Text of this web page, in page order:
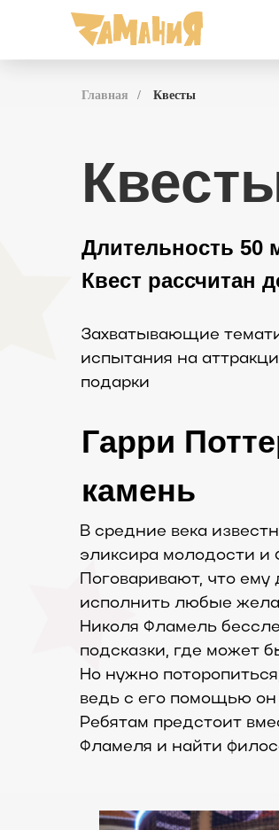
Главная / Квесты
Длительность 50
Квест рассчитан
Захватывающие
испытания на
подарки
Гарри
камень
В средние века
эликсира молодости и
Поговаривают, что
исполнить любые
Николя Фламель
подсказки, где может
Но нужно
ведь с его помощью он
Ребятам предстоит
Фламеля и найти